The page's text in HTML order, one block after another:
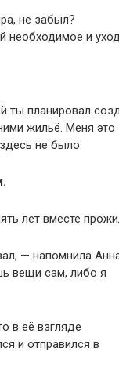
не забыл?
необходимое и
ты планировал
жильё. Меня это
не было.
лет вместе
— напомнила
вещи сам, либо я
в её взгляде
и отправился в